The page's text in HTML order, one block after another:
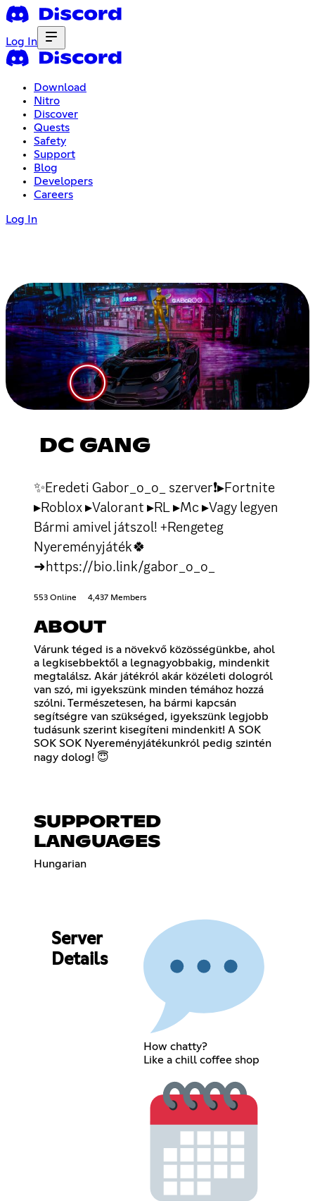
Log In
Download
Nitro
Discover
Quests
Safety
Support
Blog
Developers
Careers
Log In
DC GANG
✨Eredeti Gabor_o_o_ szerver❗▸Fortnite
▸Roblox ▸Valorant ▸RL ▸Mc ▸Vagy legyen
Bármi amivel játszol! +Rengeteg
Nyereményjáték🍀
➜https://bio.link/gabor_o_o_
553 Online 4,437 Members
ABOUT
Várunk téged is a növekvő közösségünkbe, ahol
a legkisebbektől a legnagyobbakig, mindenkit
megtalálsz. Akár játékról akár közéleti dologról
van szó, mi igyekszünk minden témához hozzá
szólni. Természetesen, ha bármi kapcsán
segítségre van szükséged, igyekszünk legjobb
tudásunk szerint kisegíteni mindenkit! A SOK
SOK SOK Nyereményjátékunkról pedig szintén
nagy dolog! 😇
SUPPORTED
LANGUAGES
Hungarian
Server
Details
How chatty?
Like a chill coffee shop